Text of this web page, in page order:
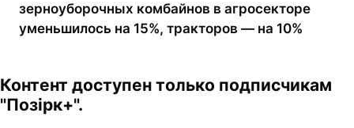
зерноуборочных комбайнов в агросекторе
уменьшилось на 15%, тракторов — на 10%
Контент доступен только подписчикам
"Позірк+".